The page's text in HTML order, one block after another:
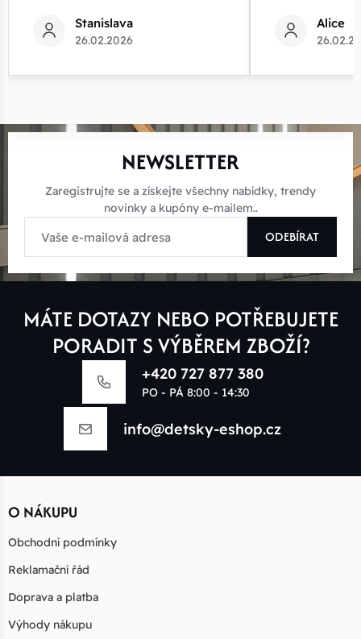
Stanislava
26.02.2026
Alice
NEWSLETTER
Zaregistrujte se a získejte všechny nabídky, trendy
novinky a kupóny e-mailem..
ODEBÍRAT
MÁTE DOTAZY NEBO POTŘEBUJETE
PORADIT S VÝBĚREM ZBOŽÍ?
+420 727 877 380
PO - PÁ 8:00 - 14:30
info@detsky-eshop.cz
O NÁKUPU
Obchodní podmínky
Reklamační řád
Doprava a platba
Výhody nákupu